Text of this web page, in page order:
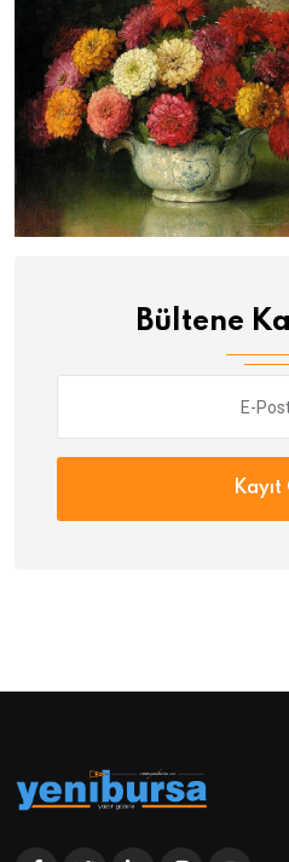
Bültene
Kayıt